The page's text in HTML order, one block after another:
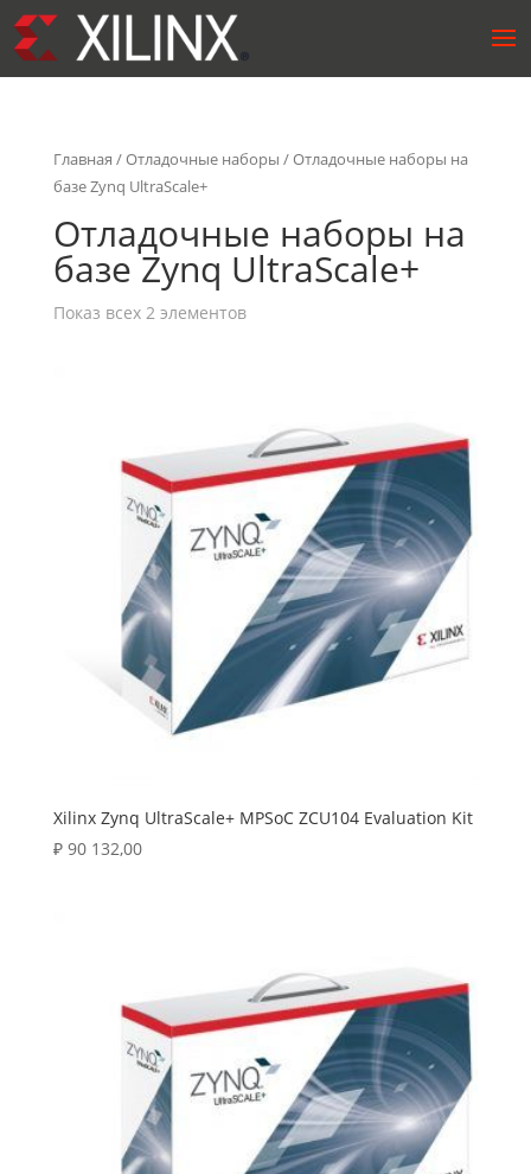
Главная /Отладочные наборы / Отладочные наборы на
базе Zynq UltraScale+
Отладочные наборы на
базе Zynq UltraScale+
Показ всех 2 элементов
Xilinx Zynq UltraScale+ MPSoC ZCU104 Evaluation Kit
₽90 132,00